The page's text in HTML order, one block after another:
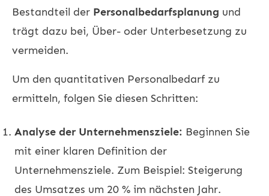
Bestandteil der Personalbedarfsplanung und
trägt dazu bei, Über- oder Unterbesetzung zu
vermeiden.
Um den quantitativen Personalbedarf zu
ermitteln, folgen Sie diesen Schritten:
Analyse der Unternehmensziele: Beginnen Sie
mit einer klaren Definition der
Unternehmensziele. Zum Beispiel: Steigerung
des Umsatzes um 20 % im nächsten Jahr.